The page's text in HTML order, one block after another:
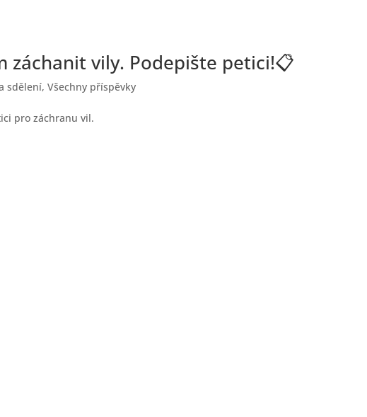
záchanit vily. Podepište petici!📋
sdělení,Všechny příspěvky
pro záchranu vil.